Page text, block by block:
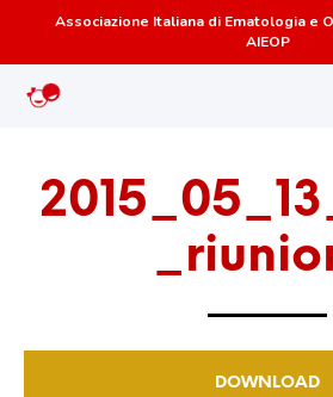
Associazione Italiana di Ematologia e
AIEOP
DOWNLOAD